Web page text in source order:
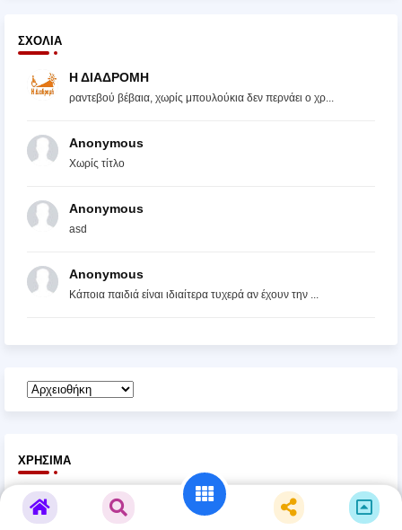
ΣΧΌΛΙΑ
Η ΔΙΑΔΡΟΜΗ
ραντεβού βέβαια, χωρίς μπουλούκια δεν περνάει ο χρ...
Anonymous
Χωρίς τίτλο
Anonymous
asd
Anonymous
Κάποια παιδιά είναι ιδιαίτερα τυχερά αν έχουν την ...
ΧΡΉΣΙΜΑ
My AADE